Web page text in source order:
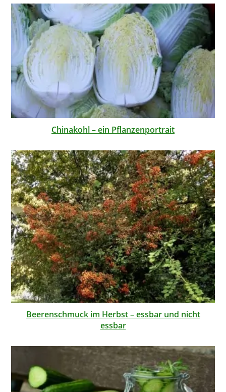
Chinakohl – ein Pflanzenportrait
Beerenschmuck im Herbst – essbar und nicht
essbar